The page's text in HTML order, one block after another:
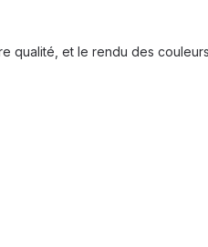
qualité, et le rendu des